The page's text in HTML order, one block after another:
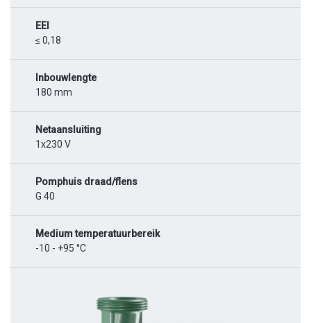
EEI
≤ 0,18
Inbouwlengte
180 mm
Netaansluiting
1x230 V
Pomphuis draad/flens
G 40
Medium temperatuurbereik
-10 - +95 °C